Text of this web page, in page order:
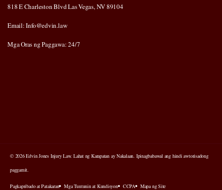
818 E Charleston Blvd Las Vegas, NV 89104
Email: Info@edvin.law
Mga Oras ng Paggawa: 24/7
© 2026 Edvin Jones Injury Law. Lahat ng Karapatan ay Nakalaan. Ipinagbabawal ang hindi awtorisadong
paggamit.
Pagkapribado at Patakaran Mga Tuntunin at Kundisyon CCPA Mapa ng Site